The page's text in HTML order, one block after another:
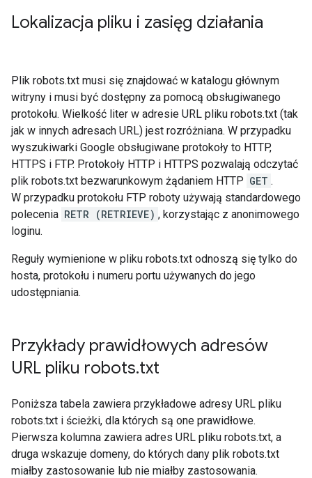
Lokalizacja pliku i zasięg działania
Plik robots.txt musi się znajdować w katalogu głównym
witryny i musi być dostępny za pomocą obsługiwanego
protokołu. Wielkość liter w adresie URL pliku robots.txt (tak
jak w innych adresach URL) jest rozróżniana. W przypadku
wyszukiwarki Google obsługiwane protokoły to HTTP,
HTTPS i FTP. Protokoły HTTP i HTTPS pozwalają odczytać
plik robots.txt bezwarunkowym żądaniem HTTP GET .
W przypadku protokołu FTP roboty używają standardowego
polecenia RETR (RETRIEVE) , korzystając z anonimowego
loginu.
Reguły wymienione w pliku robots.txt odnoszą się tylko do
hosta, protokołu i numeru portu używanych do jego
udostępniania.
Przykłady prawidłowych adresów
URL pliku robots.txt
Poniższa tabela zawiera przykładowe adresy URL pliku
robots.txt i ścieżki, dla których są one prawidłowe.
Pierwsza kolumna zawiera adres URL pliku robots.txt, a
druga wskazuje domeny, do których dany plik robots.txt
miałby zastosowanie lub nie miałby zastosowania.